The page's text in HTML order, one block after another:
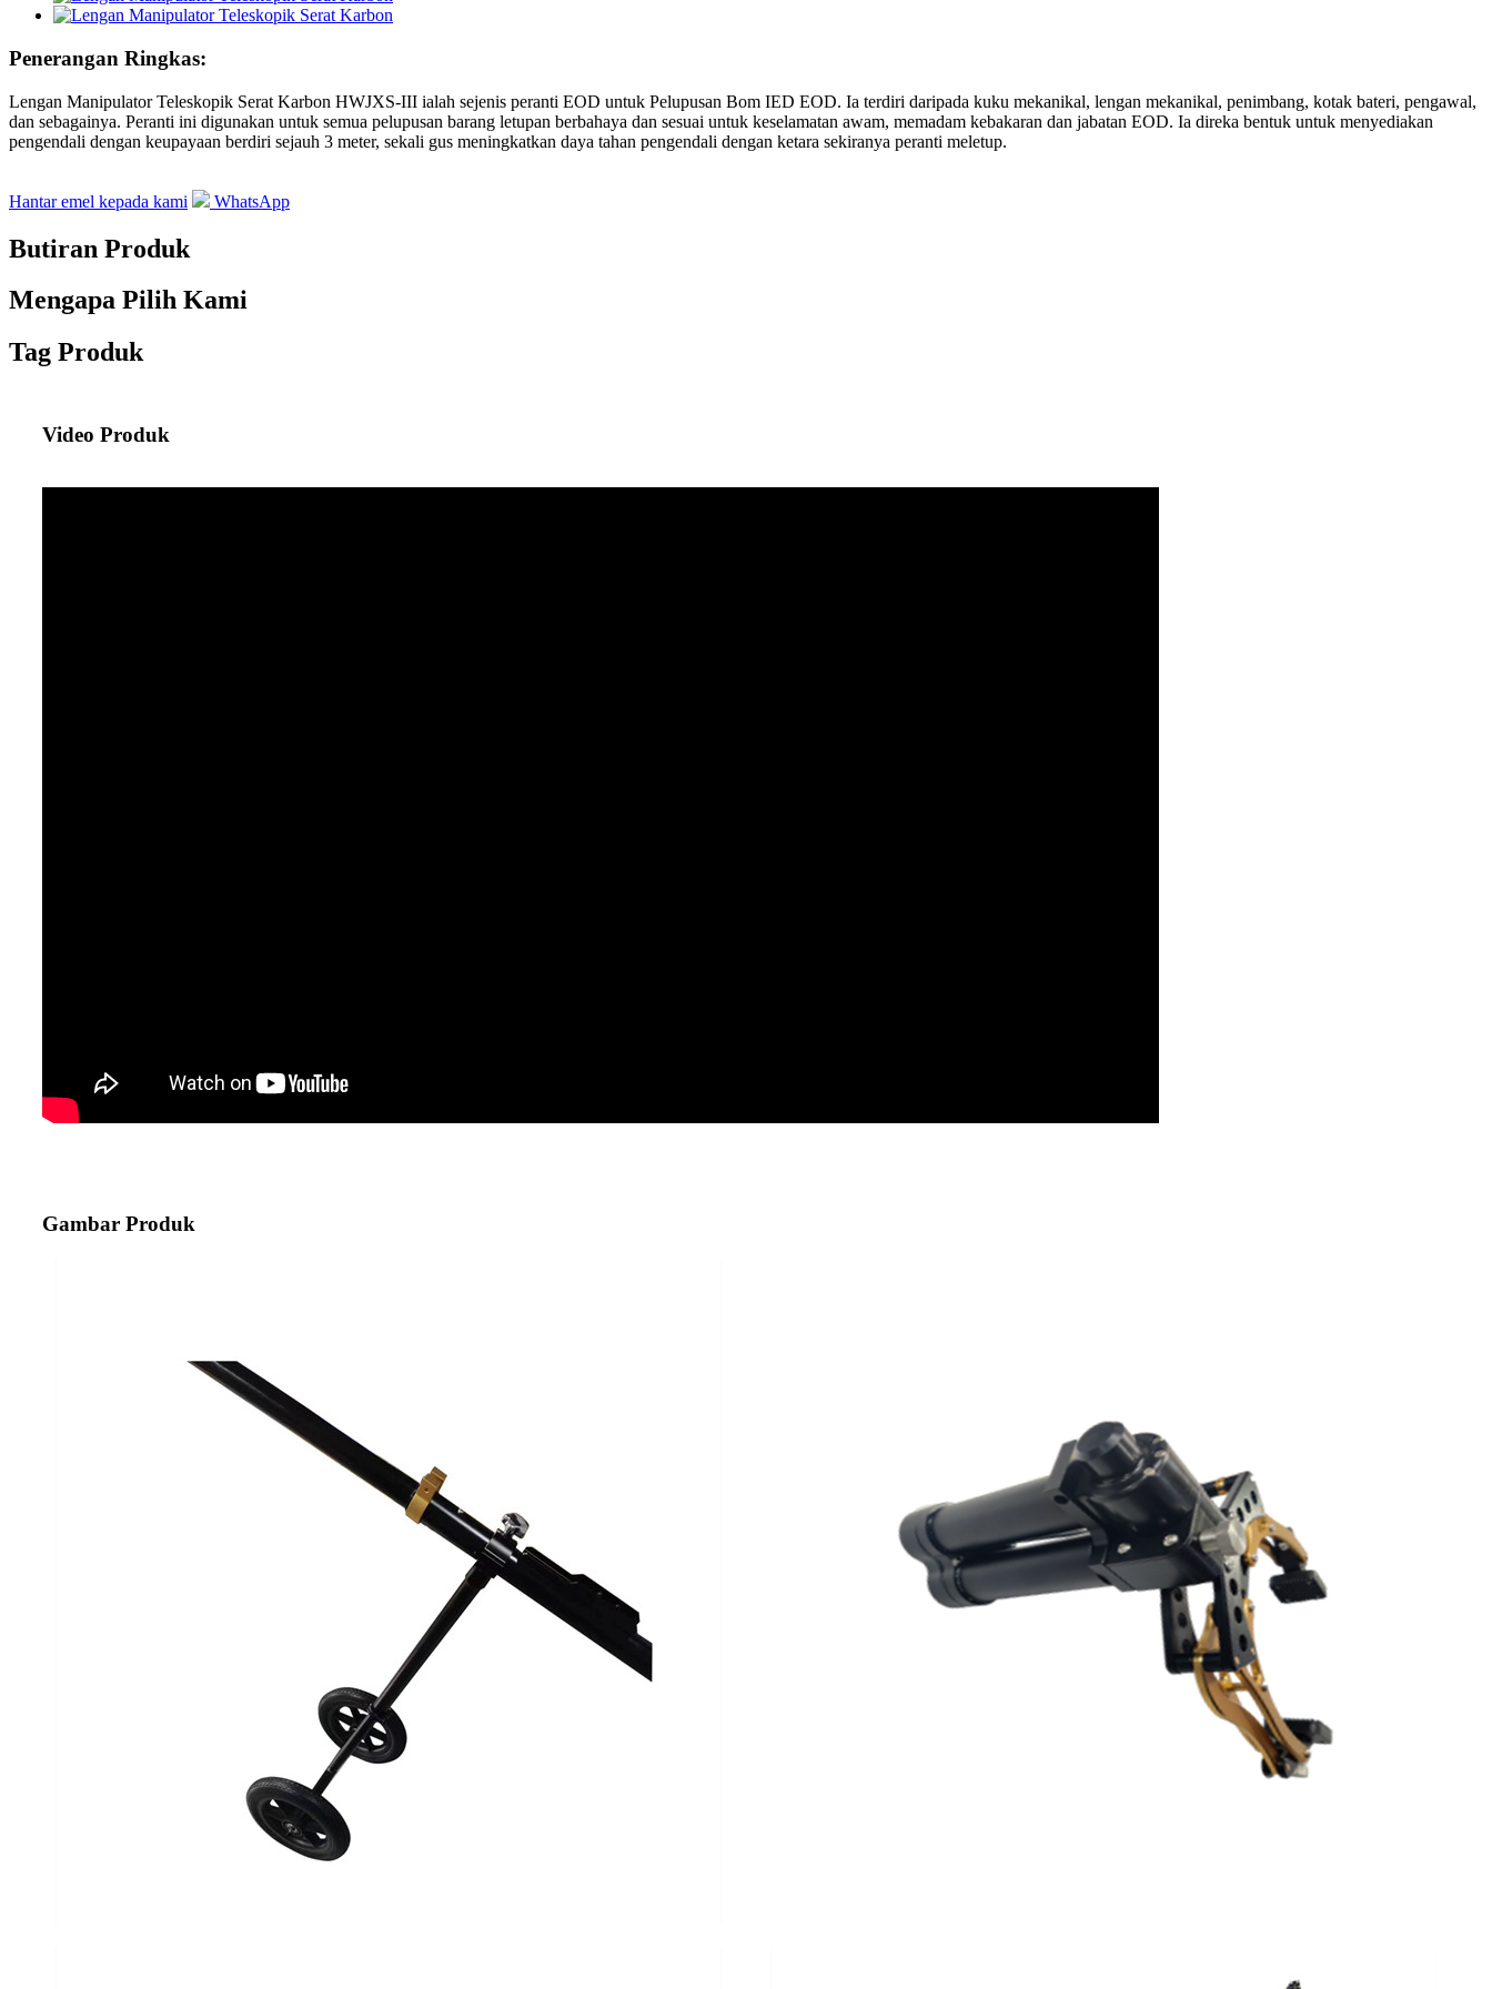
Penerangan Ringkas:
Lengan Manipulator Teleskopik Serat Karbon HWJXS-III ialah sejenis peranti EOD untuk Pelupusan Bom IED EOD. Ia terdiri daripada kuku mekanikal, lengan mekanikal, penimbang, kotak bateri, pengawal,
dan sebagainya. Peranti ini digunakan untuk semua pelupusan barang letupan berbahaya dan sesuai untuk keselamatan awam, memadam kebakaran dan jabatan EOD. Ia direka bentuk untuk menyediakan
pengendali dengan keupayaan berdiri sejauh 3 meter, sekali gus meningkatkan daya tahan pengendali dengan ketara sekiranya peranti meletup.
Hantar emel kepada kami WhatsApp
Butiran Produk
Mengapa Pilih Kami
Tag Produk
Video Produk
Gambar Produk